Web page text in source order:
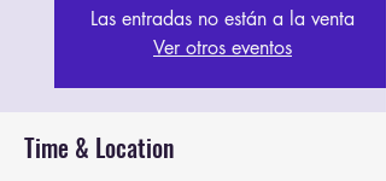
Las entradas no están a la venta
Ver otros eventos
Time & Location